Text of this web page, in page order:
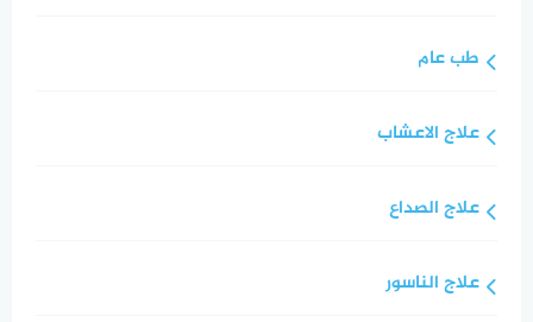
طب عام
علاج الاعشاب
علاج الصداع
علاج الناسور